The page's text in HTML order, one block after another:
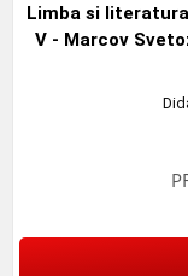
Limba si
V - Marcov